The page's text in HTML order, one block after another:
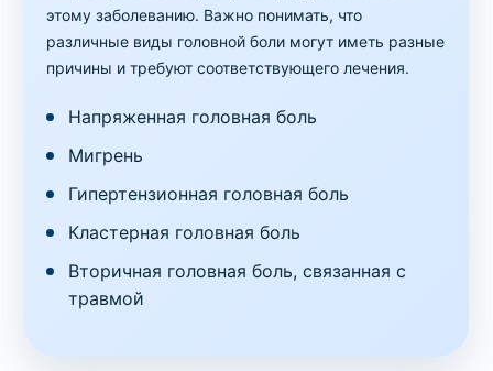
этому заболеванию. Важно понимать, что
различные виды головной боли могут иметь разные
причины и требуют соответствующего лечения.
Напряженная головная боль
Мигрень
Гипертензионная головная боль
Кластерная головная боль
Вторичная головная боль, связанная с
травмой